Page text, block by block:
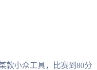
款小众工具，比赛到80分